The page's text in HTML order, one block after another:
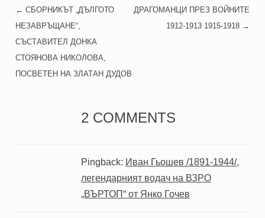
POST NAVIGATION
← СБОРНИКЪТ „ДЪЛГОТО
НЕЗАВРЪЩАНЕ“,
СЪСТАВИТЕЛ ДОНКА
СТОЯНОВА НИКОЛОВА,
ПОСВЕТЕН НА ЗЛАТАН ДУДОВ
ДРАГОМАНЦИ ПРЕЗ ВОЙНИТЕ
1912-1913 1915-1918 →
2 COMMENTS
Pingback: Иван Гьошев /1891-1944/,
легендарният водач на ВЗРО
„ВЪРТОП“ от Янко Гочев